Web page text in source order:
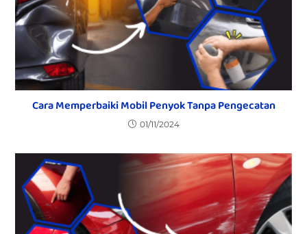
Cara Memperbaiki Mobil Penyok Tanpa Pengecatan
01/11/2024